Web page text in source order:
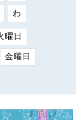
わ
曜日
金曜日